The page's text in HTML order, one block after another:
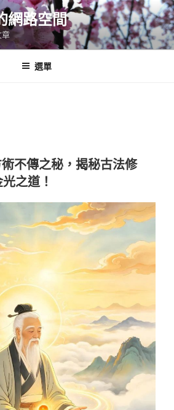
網路空間
章
選單
不傳之秘，揭秘古法修
之道！